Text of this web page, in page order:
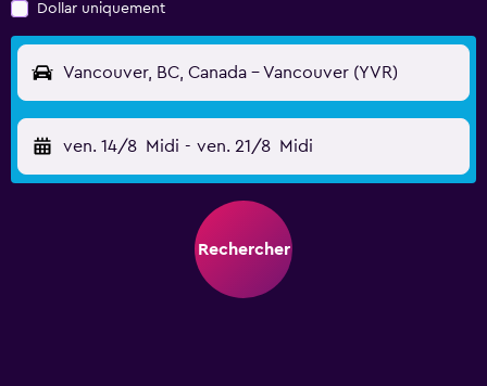
Dollar uniquement
Vancouver, BC, Canada - Vancouver (YVR)
ven. 14/8 Midi - ven. 21/8 Midi
Rechercher